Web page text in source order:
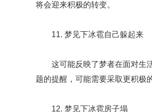
将会迎来积极的转变。
11. 梦见下冰雹自己躲起来
这可能反映了梦者在面对生
题的提醒，可能需要采取更积极
12. 梦见下冰雹房子塌